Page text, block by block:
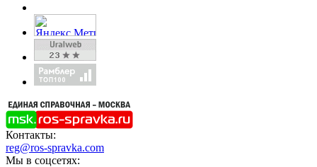
Контакты:
reg@ros-spravka.com
Мы в соцсетях: